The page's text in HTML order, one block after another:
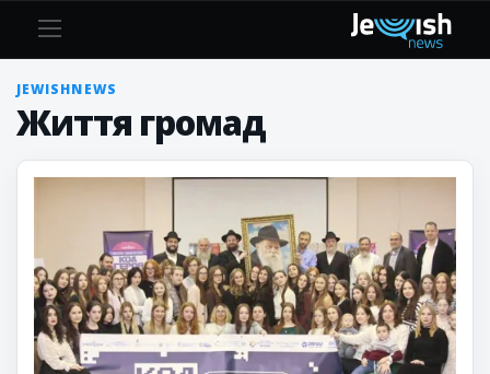
Життя громад
JEWISHNEWS
Життя громад